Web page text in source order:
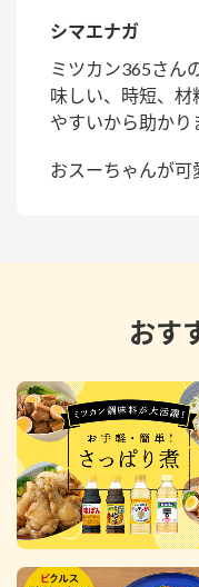
シマエナガ
ミツカン365さん
味しい、時短、材
やすいから助かり
おスーちゃんが
おす